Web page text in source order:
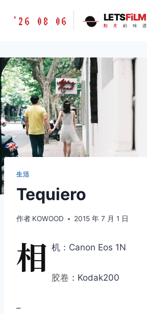
胶
味
道
LETSFILM
'26 08 06 LETSFiLM
胶 片 的 味 道
生活
Tequiero
作者 KOWOOD 2015 年 7 月 1 日
相 机：Canon Eos 1N
胶卷 ：Kodak200
–